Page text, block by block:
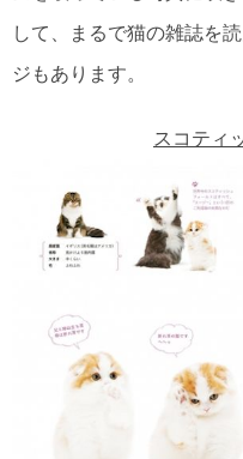
して、まるで猫の雑誌を
ジもあります。
スコティ